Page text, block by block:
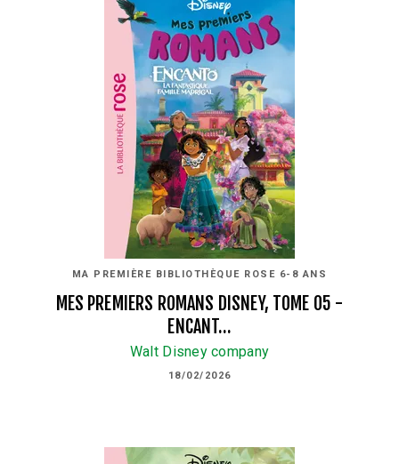
MA PREMIÈRE BIBLIOTHÈQUE ROSE 6-8 ANS
MES PREMIERS ROMANS DISNEY, TOME 05 -
ENCANT…
Walt Disney company
18/02/2026